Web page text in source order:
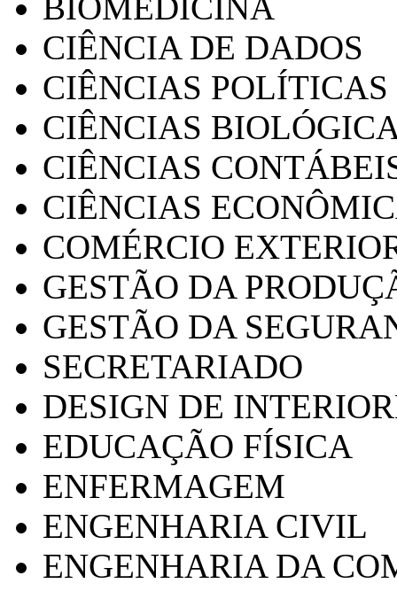
CIÊNCIA DE DADOS
CIÊNCIAS POLÍTICAS
CIÊNCIAS
CIÊNCIAS
CIÊNCIAS
COMÉRCIO
GESTÃO DA
GESTÃO DA
SECRETARIADO
DESIGN DE
EDUCAÇÃO FÍSICA
ENFERMAGEM
ENGENHARIA CIVIL
ENGENHARIA DA